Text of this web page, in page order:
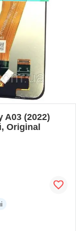
A03 (2022)
Original